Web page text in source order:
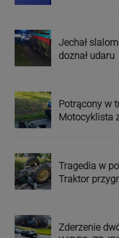
Jechał
doznał udaru
Potrącony w
Motocyklista
Tragedia w
Traktor
Zderzenie